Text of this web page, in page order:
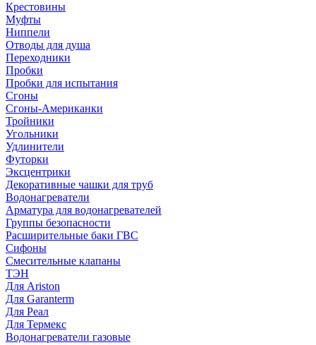
Крестовины
Муфты
Ниппели
Отводы для душа
Переходники
Пробки
Пробки для испытания
Сгоны
Сгоны-Американки
Тройники
Угольники
Удлинители
Футорки
Эксцентрики
Декоративные чашки для труб
Водонагреватели
Арматура для водонагревателей
Группы безопасности
Расширительные баки ГВС
Сифоны
Смесительные клапаны
ТЭН
Для Ariston
Для Garanterm
Для Реал
Для Термекс
Водонагреватели газовые